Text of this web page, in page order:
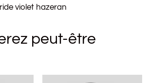
violet hazeran
peut-être